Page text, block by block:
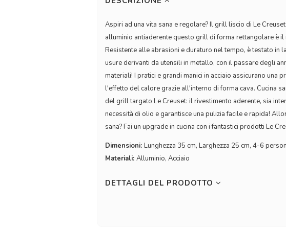
Aspiri ad una vita sana e regolare? Il grill liscio di Le
alluminio antiaderente questo grill di forma rettangolare è
Resistente alle abrasioni e duraturo nel tempo, è testato in
usure derivanti da utensili in metallo, con il passare degli
materiali! I pratici e grandi manici in acciaio assicurano una
l'effetto del calore grazie all'interno di forma cava. Cucina
del grill targato Le Creuset: il rivestimento aderente, sia
necessità di olio e garantisce una pulizia facile e rapida!
sana? Fai un upgrade in cucina con i fantastici prodotti Le
Dimensioni: Lunghezza 35 cm, Larghezza 25 cm, 4-6
Materiali: Alluminio, Acciaio
DETTAGLI DEL PRODOTTO